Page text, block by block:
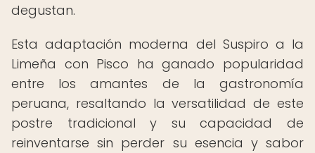
degustan.
Esta adaptación moderna del Suspiro a la
Limeña con Pisco ha ganado popularidad
entre los amantes de la gastronomía
peruana, resaltando la versatilidad de este
postre tradicional y su capacidad de
reinventarse sin perder su esencia y sabor